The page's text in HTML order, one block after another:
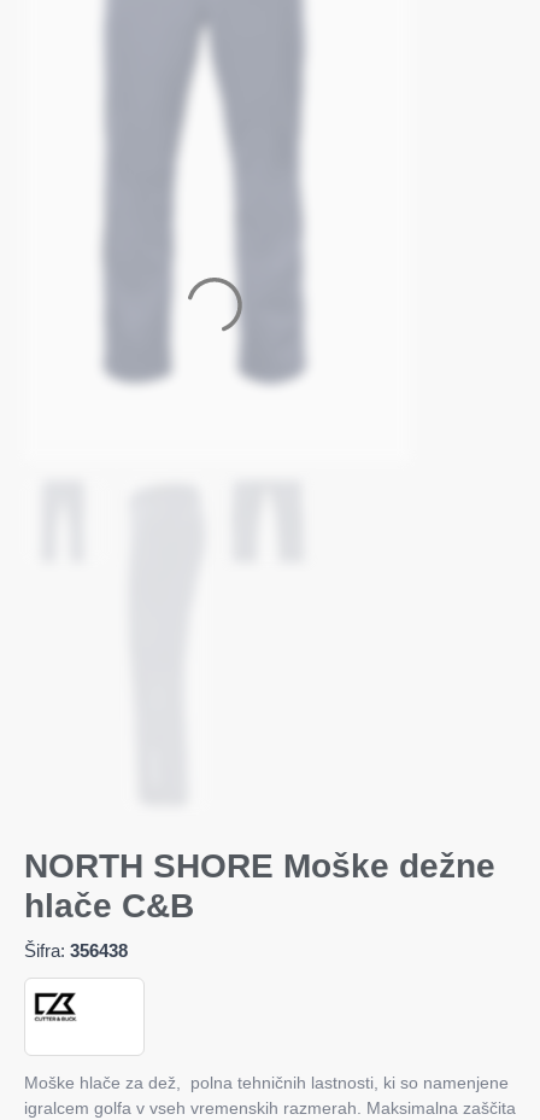
NORTH SHORE Moške dežne
hlače C&B
Šifra: 356438
Moške hlače za dež, polna tehničnih lastnosti, ki so namenjene
igralcem golfa v vseh vremenskih razmerah. Maksimalna zaščita